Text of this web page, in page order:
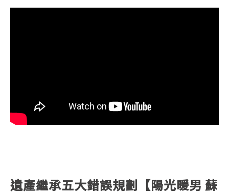
遺產繼承五大錯誤規劃【陽光暖男 蘇